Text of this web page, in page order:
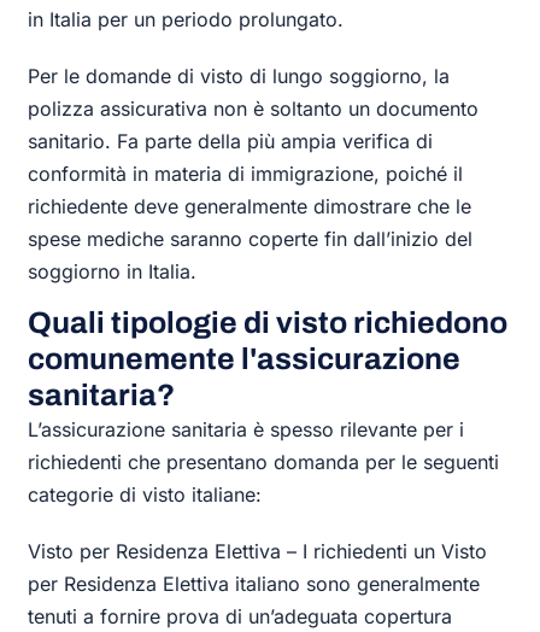
in Italia per un periodo prolungato.
Per le domande di visto di lungo soggiorno, la
polizza assicurativa non è soltanto un documento
sanitario. Fa parte della più ampia verifica di
conformità in materia di immigrazione, poiché il
richiedente deve generalmente dimostrare che le
spese mediche saranno coperte fin dall’inizio del
soggiorno in Italia.
Quali tipologie di visto richiedono
comunemente l'assicurazione
sanitaria?
L’assicurazione sanitaria è spesso rilevante per i
richiedenti che presentano domanda per le seguenti
categorie di visto italiane:
Visto per Residenza Elettiva – I richiedenti un Visto
per Residenza Elettiva italiano sono generalmente
tenuti a fornire prova di un’adeguata copertura